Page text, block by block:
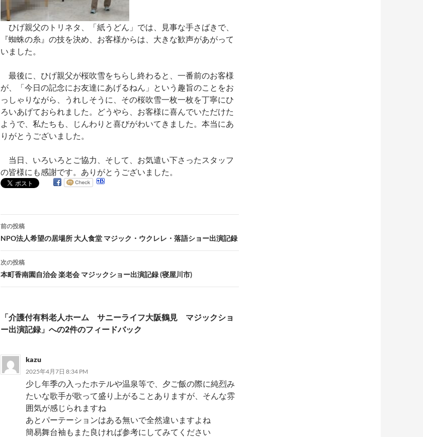
ひげ親父のトリネタ、「紙うどん」では、見事な手さばきで、
『蜘蛛の糸』の技を決め、お客様からは、大きな歓声があがって
いました。
最後に、ひげ親父が桜吹雪をちらし終わると、一番前のお客様
が、「今日の記念にお友達にあげるねん」という趣旨のことをお
っしゃりながら、うれしそうに、その桜吹雪一枚一枚を丁寧にひ
ろいあげておられました。どうやら、お客様に喜んでいただけた
ようで、私たちも、じんわりと喜びがわいてきました。本当にあ
りがとうございました。
当日、いろいろとご協力、そして、お気遣い下さったスタッフ
の皆様にも感謝です。ありがとうございました。
投
稿
ナ
ビ
ゲ
ー
シ
ン
前の投稿
NPO法人希望の居場所 大人食堂 マジック・ウクレレ・落語ショー出演記録
次の投稿
本町香南園自治会 楽老会 マジックショー出演記録 (寝屋川市)
「介護付有料老人ホーム サニーライフ大阪鶴見 マジックショ
ー出演記録」への2件のフィードバック
kazu
2025年4月7日 8:34 PM
少し年季の入ったホテルや温泉等で、夕ご飯の際に純烈み
たいな歌手が歌って盛り上がることありますが、そんな雰
囲気が感じられますね
あとパーテーションはある無いで全然違いますよね
簡易舞台袖もまた良ければ参考にしてみてください